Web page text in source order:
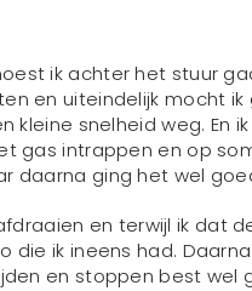
ik achter het stuur
en uiteindelijk mocht
snelheid weg. En
gas intrappen en op
daarna ging het wel
en terwijl ik dat
die ik ineens had.
en stoppen best wel